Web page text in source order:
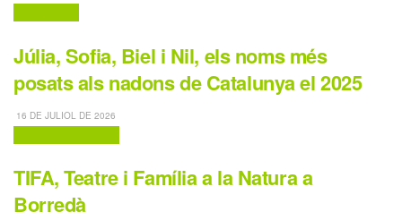
Júlia, Sofia, Biel i Nil, els noms més
posats als nadons de Catalunya el 2025
16 DE JULIOL DE 2026
TIFA, Teatre i Família a la Natura a
Borredà